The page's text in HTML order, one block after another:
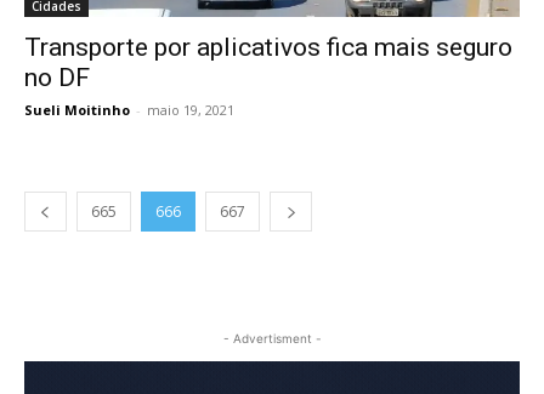
Cidades
Transporte por aplicativos fica mais seguro
no DF
Sueli Moitinho - maio 19, 2021
665 666 667
- Advertisment -